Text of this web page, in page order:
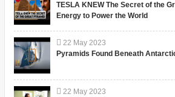
TESLA KNEW The Secret of the
Energy to Power the World
22 May 2023
Pyramids Found Beneath
22 May 2023